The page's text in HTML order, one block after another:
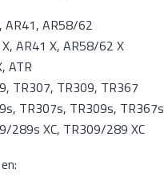
AR41, AR58/62
AR41 X, AR58/62 X
ATR
TR307, TR309, TR367
TR307s, TR309s, TR367s
289s XC, TR309/289 XC